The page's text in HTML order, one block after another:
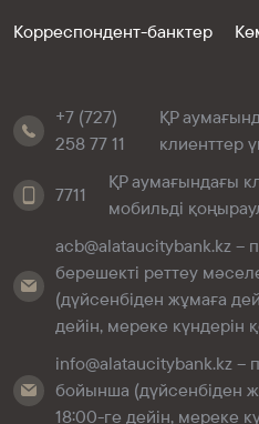
Корреспондент-банктер
+7 (727)
258 77 11
ҚР
клиенттер
7711
ҚР аумағындағы
мобильді
acb@alataucitybank.kz –
берешекті реттеу
(дүйсенбіден жұмаға
дейін, мереке күндерін
info@alataucitybank.kz
бойынша (дүйсенбіден
18:00-ге дейін, мереке